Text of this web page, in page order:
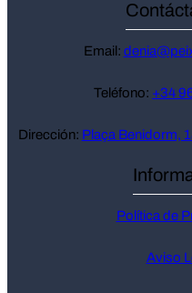
Email:
Teléfono: +34
Dirección: Plaça Benidorm,
Política de
Aviso